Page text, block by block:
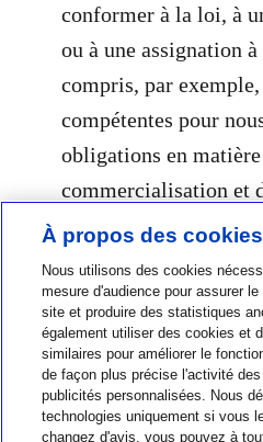
conformer à la loi, à
ou à une assignation
compris, par
compétentes pour
obligations en
commercialisation et
vigilance. Nous
vos informations
prévenir ou
infraction, telle
d’identité; pour
Services; pour faire
nos Conditions
À propos des cookies
Nous utilisons des cookies
mesure d'audience pour assurer
site et produire des statistiques
également utiliser des cookies et
similaires pour améliorer le
de façon plus précise l'activité
publicités personnalisées. Nous
technologies uniquement si vous
changez d'avis, vous pouvez à